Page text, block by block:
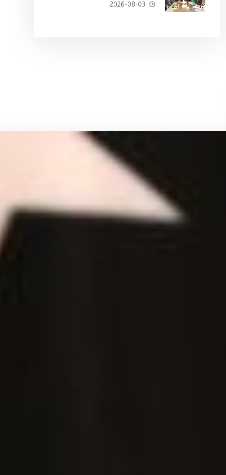
يبحثان سبل التعاون في
2026-08-03